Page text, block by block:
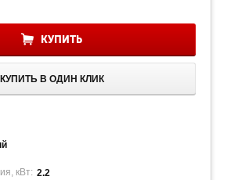
КУПИТЬ
КУПИТЬ В ОДИН КЛИК
кВт: 2.2